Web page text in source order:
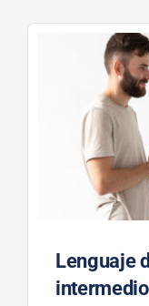
Lenguaje
intermedio